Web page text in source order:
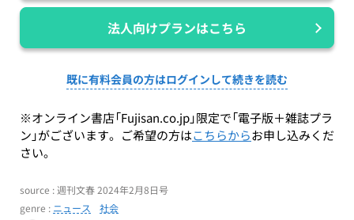
法人向けプランはこちら
既に有料会員の方はログインして続きを読む
※オンライン書店「Fujisan.co.jp」限定で「電子版＋雑誌プラ
ン」がございます。ご希望の方はこちらからお申し込みくだ
さい。
source : 週刊文春 2024年2月8日号
genre : ニュース 社会